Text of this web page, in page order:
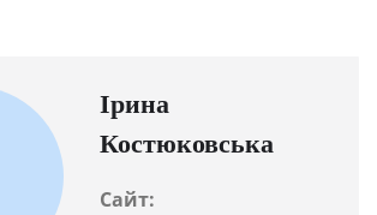
Ірина
Костюковська
Сайт: